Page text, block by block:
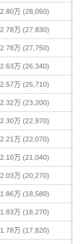
2.80万 (28,050)
2.78万 (27,830)
2.78万 (27,750)
2.63万 (26,340)
2.57万 (25,710)
2.32万 (23,200)
2.30万 (22,970)
2.21万 (22,070)
2.10万 (21,040)
2.03万 (20,270)
1.86万 (18,580)
1.83万 (18,270)
1.78万 (17,820)